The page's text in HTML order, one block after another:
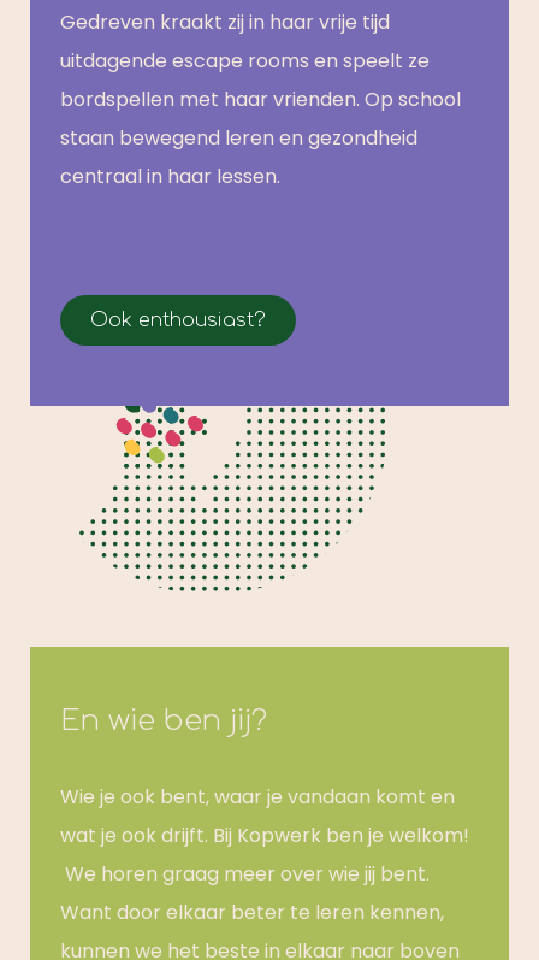
Gedreven kraakt zij in haar vrije tijd
uitdagende escape rooms en speelt ze
bordspellen met haar vrienden. Op school
staan bewegend leren en gezondheid
centraal in haar lessen.
Ook enthousiast?
En wie ben jij?
Wie je ook bent, waar je vandaan komt en
wat je ook drijft. Bij Kopwerk ben je welkom!
We horen graag meer over wie jij bent.
Want door elkaar beter te leren kennen,
kunnen we het beste in elkaar naar boven